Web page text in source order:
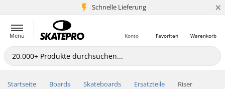
Schnelle Lieferung
5+ Mio. Kunden ×
Menü Warenkorb
Favoriten
Konto
Startseite Boards Skateboards Ersatzteile Riser